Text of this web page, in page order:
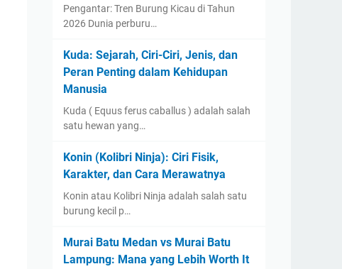
Pengantar: Tren Burung Kicau di Tahun
2026 Dunia perburu…
Kuda: Sejarah, Ciri-Ciri, Jenis, dan
Peran Penting dalam Kehidupan
Manusia
Kuda ( Equus ferus caballus ) adalah salah
satu hewan yang…
Konin (Kolibri Ninja): Ciri Fisik,
Karakter, dan Cara Merawatnya
Konin atau Kolibri Ninja adalah salah satu
burung kecil p…
Murai Batu Medan vs Murai Batu
Lampung: Mana yang Lebih Worth It